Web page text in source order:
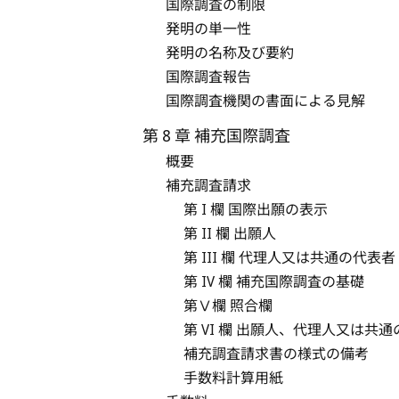
国際調査の制限
発明の単一性
発明の名称及び要約
国際調査報告
国際調査機関の書面による見解
第 8 章 補充国際調査
概要
補充調査請求
第 I 欄 国際出願の表示
第 II 欄 出願人
第 III 欄 代理人又は共通の代表者
第 IV 欄 補充国際調査の基礎
第Ⅴ欄 照合欄
第 VI 欄 出願人、代理人又は共通
補充調査請求書の様式の備考
手数料計算用紙